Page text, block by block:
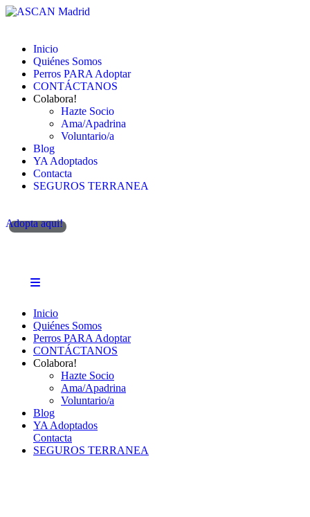
Inicio
Quiénes Somos
Perros PARA Adoptar
CONTÁCTANOS
Colabora!
Hazte Socio
Ama/Apadrina
Voluntario/a
Blog
YA Adoptados
Contacta
SEGUROS TERRANEA
Adopta aqui!
Inicio
Quiénes Somos
Perros PARA Adoptar
CONTÁCTANOS
Colabora!
Hazte Socio
Ama/Apadrina
Voluntario/a
Blog
YA Adoptados
Contacta
SEGUROS TERRANEA